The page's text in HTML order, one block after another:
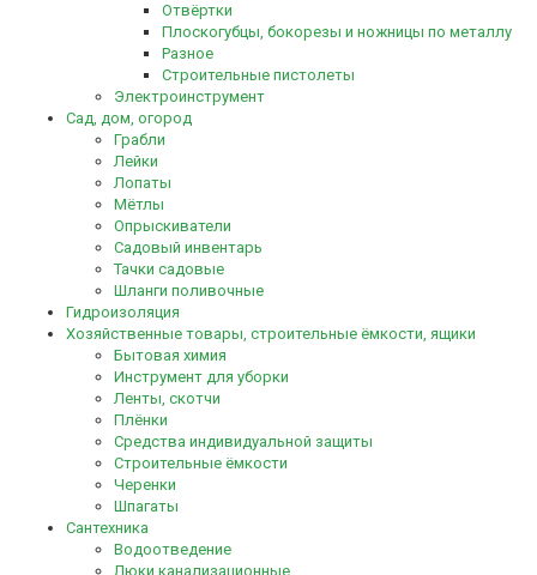
Отвёртки
Плоскогубцы, бокорезы и ножницы по металлу
Разное
Строительные пистолеты
Электроинструмент
Сад, дом, огород
Грабли
Лейки
Лопаты
Мётлы
Опрыскиватели
Садовый инвентарь
Тачки садовые
Шланги поливочные
Гидроизоляция
Хозяйственные товары, строительные ёмкости, ящики
Бытовая химия
Инструмент для уборки
Ленты, скотчи
Плёнки
Средства индивидуальной защиты
Строительные ёмкости
Черенки
Шпагаты
Сантехника
Водоотведение
Люки канализационные